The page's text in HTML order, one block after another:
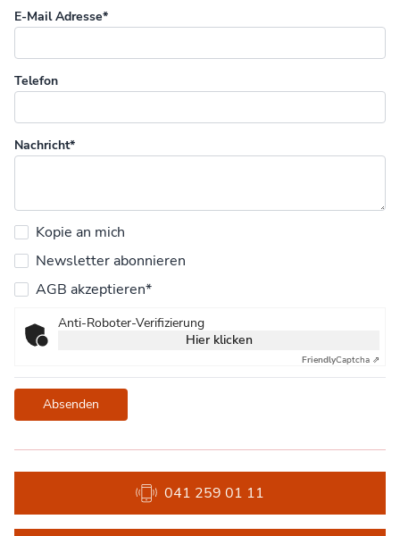
E-Mail Adresse*
Telefon
Nachricht*
Kopie an mich
Newsletter abonnieren
AGB akzeptieren*
Anti-Roboter-Verifizierung
Hier klicken
FriendlyCaptcha ⇗
Absenden
041 259 01 11